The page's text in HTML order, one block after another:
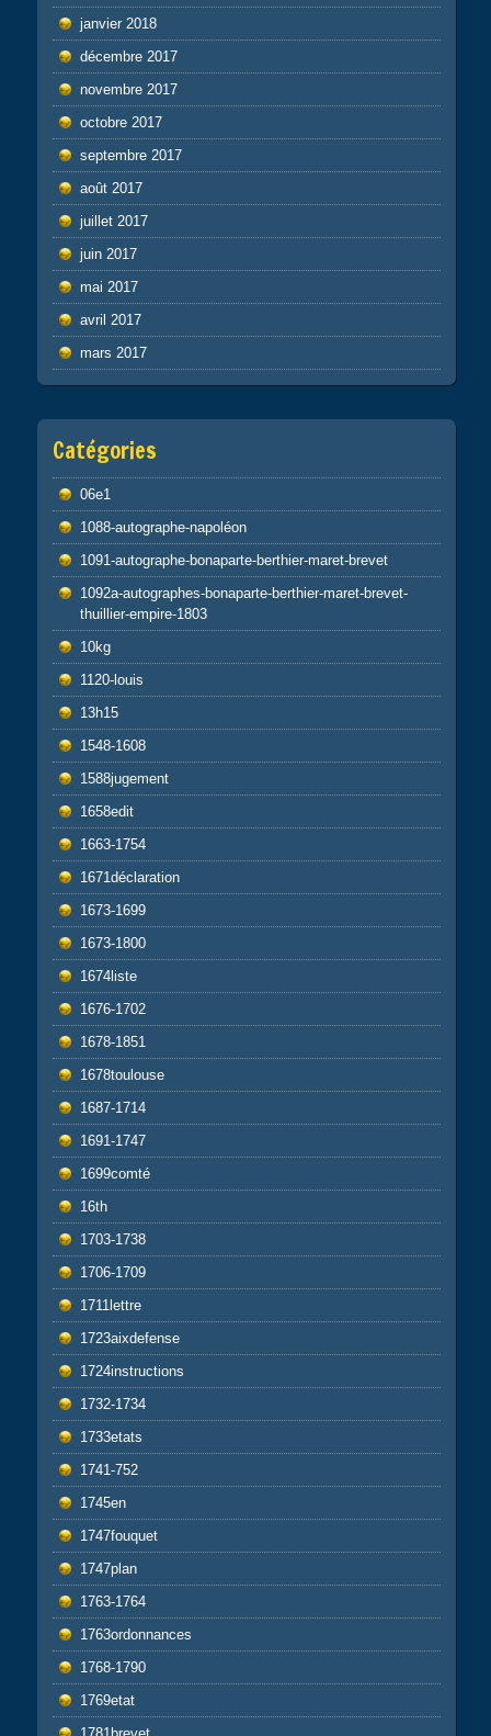
janvier 2018
décembre 2017
novembre 2017
octobre 2017
septembre 2017
août 2017
juillet 2017
juin 2017
mai 2017
avril 2017
mars 2017
Catégories
06e1
1088-autographe-napoléon
1091-autographe-bonaparte-berthier-maret-brevet
1092a-autographes-bonaparte-berthier-maret-brevet-
thuillier-empire-1803
10kg
1120-louis
13h15
1548-1608
1588jugement
1658edit
1663-1754
1671déclaration
1673-1699
1673-1800
1674liste
1676-1702
1678-1851
1678toulouse
1687-1714
1691-1747
1699comté
16th
1703-1738
1706-1709
1711lettre
1723aixdefense
1724instructions
1732-1734
1733etats
1741-752
1745en
1747fouquet
1747plan
1763-1764
1763ordonnances
1768-1790
1769etat
1781brevet